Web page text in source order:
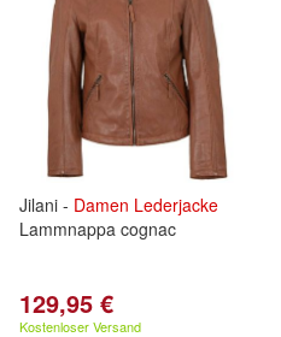
Jilani - Damen Lederjacke
Lammnappa cognac
129,95 €
Kostenloser Versand